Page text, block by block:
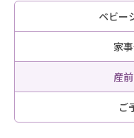
ベビー
家
産
ご